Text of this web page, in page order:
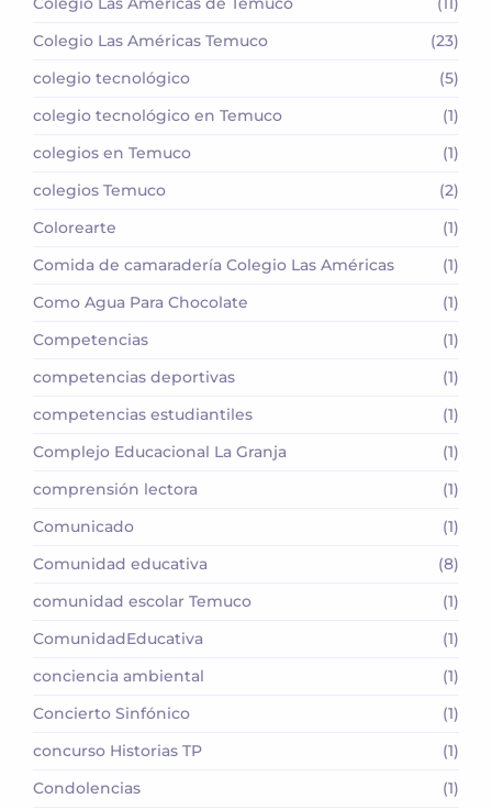
Colegio Las Américas Temuco
(23)
colegio tecnológico
(5)
colegio tecnológico en Temuco
(1)
colegios en Temuco
(1)
colegios Temuco
(2)
Colorearte
(1)
Comida de camaradería Colegio Las Américas
(1)
Como Agua Para Chocolate
(1)
Competencias
(1)
competencias deportivas
(1)
competencias estudiantiles
(1)
Complejo Educacional La Granja
(1)
comprensión lectora
(1)
Comunicado
(1)
Comunidad educativa
(8)
comunidad escolar Temuco
(1)
ComunidadEducativa
(1)
conciencia ambiental
(1)
Concierto Sinfónico
(1)
concurso Historias TP
(1)
Condolencias
(1)